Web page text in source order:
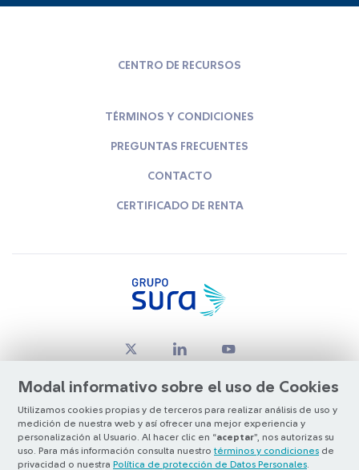
Modal informativo sobre el uso de Cookies
Utilizamos cookies propias y de terceros para realizar análisis de uso y
medición de nuestra web y así ofrecer una mejor experiencia y
personalización al Usuario. Al hacer clic en “aceptar”, nos autorizas su
uso. Para más información consulta nuestro términos y condiciones de
privacidad o nuestra Política de protección de Datos Personales
CENTRO DE RECURSOS
TÉRMINOS Y CONDICIONES
PREGUNTAS FRECUENTES
CONTACTO
CERTIFICADO DE RENTA
© Copyright Grupo SURA 2026